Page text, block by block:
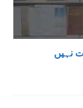
نہیں